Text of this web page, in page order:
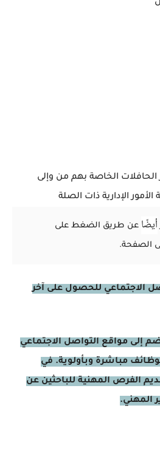
الحافلات الخاصة بهم من وإلى
الإدارية ذات الصلة
أيضًا عن طريق الضغط على
الصفحة.
الاجتماعي للحصول على آخر
إلى مواقع التواصل الاجتماعي
مباشرة وبأولوية. في
الفرص المهنية للباحثين عن
المهني.